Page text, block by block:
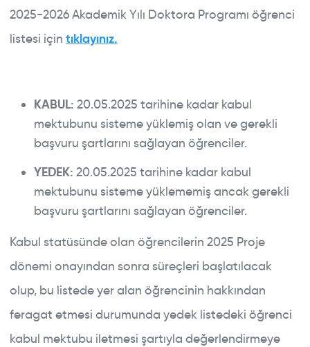
2025-2026 Akademik Yılı Doktora Programı öğrenci
listesi için tıklayınız.
KABUL: 20.05.2025 tarihine kadar kabul
mektubunu sisteme yüklemiş olan ve gerekli
başvuru şartlarını sağlayan öğrenciler.
YEDEK: 20.05.2025 tarihine kadar kabul
mektubunu sisteme yüklememiş ancak gerekli
başvuru şartlarını sağlayan öğrenciler.
Kabul statüsünde olan öğrencilerin 2025 Proje
dönemi onayından sonra süreçleri başlatılacak
olup, bu listede yer alan öğrencinin hakkından
feragat etmesi durumunda yedek listedeki öğrenci
kabul mektubu iletmesi şartıyla değerlendirmeye